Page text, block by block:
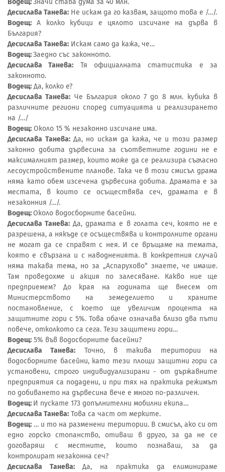
Десислава Танева: Не искам да го казвам, защото това е /…/.
Водещ: А колко кубици е цялото изсичане на дърва в
България?
Десислава Танева: Искам само да кажа, че…
Водещ:Заедно със законното.
Десислава Танева: Тя официалната статистика е за
законното.
Водещ: Да, колко е?
Десислава Танева: Че България около 7 до 8 млн. кубика в
различните региони според ситуацията и реализирането
на /…/
Водещ: Около 15 % незаконно изсичане има.
Десислава Танева: Да, но искам да кажа, че и този размер
законно добита дървесина за съответните години не е
максималният размер, които може да се реализира съгласно
лесоустройствените планове. Така че в този смисъл драма
няма като обем изсечена дървесина добита. Драмата е за
местата, в които се осъществява сеч, драмата е в
незаконния /…/.
Водещ:Около водосборните басейни.
Десислава Танева: Да, драмата е в голата сеч, която не е
разрешена, а някъде се осъществява и контролните органи
не могат да се справят с нея. И се връщаме на темата,
която е свързана и с наводненията. В конкретния случай
няма такава тема, но за „Аспарухово“ знаете, че имаше.
Там проведохме и акция по залесяване. Какво ние ще
предприемем? До края на годината ще внесем от
Министерството на земеделието и храните
постановление, с което ще увеличим процента на
защитните гори с 5%. Това обаче означава близо два пъти
повече, отколкото са сега. Тези защитени гори…
Водещ: 5% във водосборните басейни?
Десислава Танева: Точно, в такива територии на
водосборните басейни, като тези площи защитни гори са
установени, строго индивидуализирани - от държавните
предприятия са подадени, и при тях на практика режимът
по добиването на дървесина вече е много по-различен.
Водещ: И пускате 173 допълнителни мобилни екипа…
Десислава Танева: Това са част от мерките.
Водещ: … и то на разменени територии. В смисъл, ако си от
едно горско стопанство, отиваш в друго, за да не се
договаряш с местните, които познаваш, за да
контролират незаконна сеч?
Десислава Танева:Да, на практика да елиминираме